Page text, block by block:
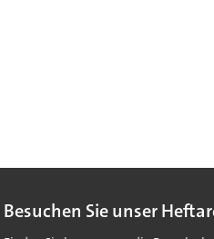
Besuchen Sie unser